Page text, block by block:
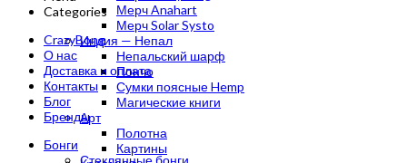
Мерч Anahart
Мерч Solar Systo
Индия — Непал
Непальский шарф
Пончо
Сумки поясные Hemp
Магические книги
Арт
Полотна
Картины
Categories
CrazyBong
О нас
Доставка и оплата
Контакты
Блог
Бренды
Бонги
Стеклянные бонги